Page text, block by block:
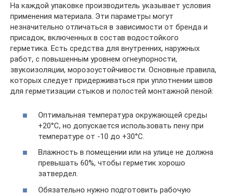
На каждой упаковке производитель указывает условия
применения материала. Эти параметры могут
незначительно отличаться в зависимости от бренда и
присадок, включенных в состав водостойкого
герметика. Есть средства для внутренних, наружных
работ, с повышенным уровнем огнеупорности,
звукоизоляции, морозоустойчивости. Основные правила,
которых следует придерживаться при уплотнении швов
для герметизации стыков и полостей монтажной пеной:
Оптимальная температура окружающей среды
+20°C, но допускается использовать пену при
температуре от -10 до +30°C.
Влажность в помещении или на улице не должна
превышать 60%, чтобы герметик хорошо
затвердел.
Обязательно нужно подготовить рабочую